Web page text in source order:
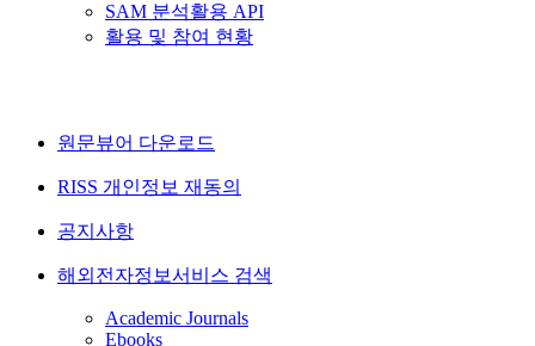
SAM 분석활용 API
활용 및 참여 현황
원문뷰어 다운로드
RISS 개인정보 재동의
공지사항
해외전자정보서비스 검색
Academic Journals
Ebooks